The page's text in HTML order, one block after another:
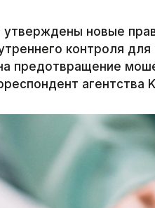
утверждены новые
контроля
предотвращение
агентства